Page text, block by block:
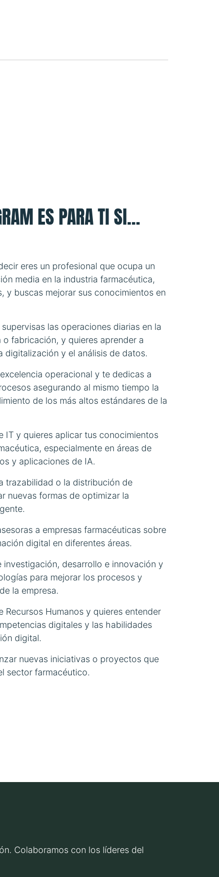
ES PARA TI SI...
eres un profesional que ocupa un
media en la industria farmacéutica,
y buscas mejorar sus conocimientos en
las operaciones diarias en la
fabricación, y quieres aprender a
digitalización y el análisis de datos.
operacional y te dedicas a
asegurando al mismo tiempo la
de los más altos estándares de la
IT y quieres aplicar tus conocimientos
especialmente en áreas de
y aplicaciones de IA.
trazabilidad o la distribución de
nuevas formas de optimizar la
a empresas farmacéuticas sobre
digital en diferentes áreas.
desarrollo e innovación y
para mejorar los procesos y
la empresa.
Recursos Humanos y quieres entender
digitales y las habilidades
digital.
nuevas iniciativas o proyectos que
sector farmacéutico.
Colaboramos con los líderes del